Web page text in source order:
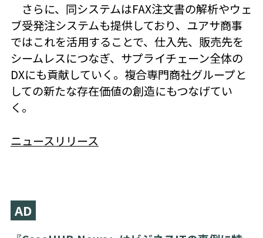
さらに、同システムはFAX注文書の解析やウェ
ブ受発注システムも提供しており、ユアサ商事
ではこれを活用することで、仕入先、販売先を
シームレスにつなぎ、サプライチェーン全体の
DXにも貢献していく。複合専門商社グループと
しての新たな存在価値の創造にもつなげてい
く。
ニュースリリース
AD